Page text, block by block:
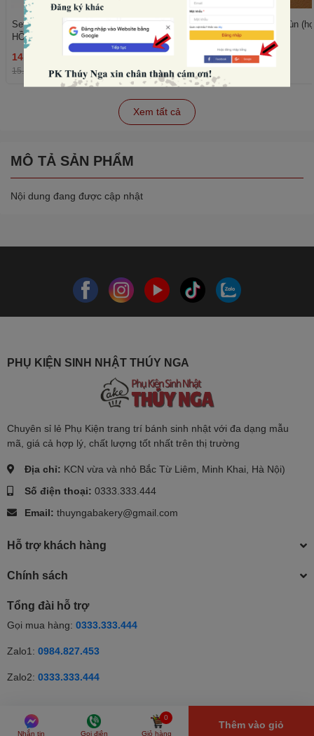
Set 10 mũ sinh nhật hình vương miện-
HỒNG NHẠT (con voi).
14.400₫
15.000₫ -4%
Set 50 cây giấy xanh lùn
trái tim).
11.520₫
12.000₫
Xem tất cả
MÔ TẢ SẢN PHẨM
Nội dung đang được cập nhật
PHỤ KIỆN SINH NHẬT THÚY NGA
Chuyên sỉ lẻ Phụ Kiện trang trí bánh sinh nhật với đa dạng mẫu
mã, giá cả hợp lý, chất lượng tốt nhất trên thị trường
Địa chỉ: KCN vừa và nhỏ Bắc Từ Liêm, Minh Khai, Hà Nội)
Số điện thoại: 0333.333.444
Email: thuyngabakery@gmail.com
Hỗ trợ khách hàng
Chính sách
Tổng đài hỗ trợ
Gọi mua hàng: 0333.333.444
Zalo1: 0984.827.453
Zalo2: 0333.333.444
© Bản quyền thuộc về Thúy Nga | Cung cấp bởi Sapo | Cung cấp
bởiSapo
Nhắn tin Gọi điện
0
Giỏ hàng
Thêm vào giỏ